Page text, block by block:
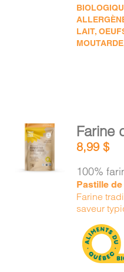
LAIT,
AJOUTER
AU
PANIER
Farine
8,99$
100%
Pastille
Farine
saveur